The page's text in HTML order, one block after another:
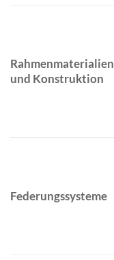
Rahmenmaterialien
und Konstruktion
Federungssysteme